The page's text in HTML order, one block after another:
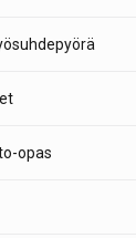
opas